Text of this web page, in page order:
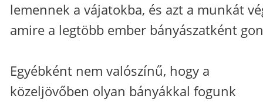
lemennek a vájatokba, és azt a munkát
amire a legtöbb ember bányászatként
Egyébként nem valószínű, hogy a
közeljövőben olyan bányákkal fogunk